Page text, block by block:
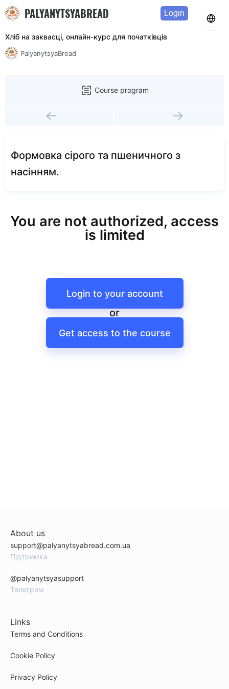
PALYANYTSYABREAD Login
Хліб на заквасці, онлайн-курс для початківців
PalyanytsyaBread
Course program
Формовка сірого та пшеничного з
насінням.
You are not authorized, access
is limited
Login to your account
or
Get access to the course
About us
support@palyanytsyabread.com.ua
Підтримка
@palyanytsyasupport
Телеграм
Links
Terms and Conditions
Cookie Policy
Privacy Policy